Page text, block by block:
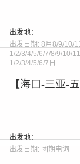
line275
出发地：
出发日期: 8月8/9/10/
1/2/3/4/5/6/7/8/9/10/
1/2/3/4/5/6/7日
【海口-三亚-
出发地：
出发日期: 团期电询